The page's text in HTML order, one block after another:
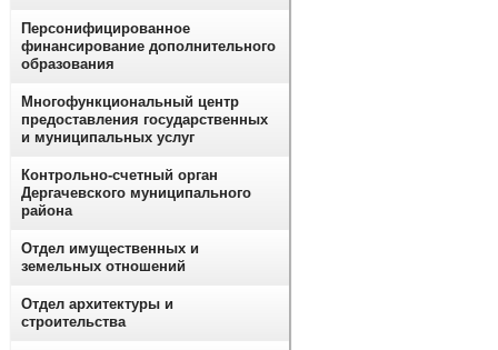
Персонифицированное
финансирование дополнительного
образования
Многофункциональный центр
предоставления государственных
и муниципальных услуг
Контрольно-счетный орган
Дергачевского муниципального
района
Отдел имущественных и
земельных отношений
Отдел архитектуры и
строительства